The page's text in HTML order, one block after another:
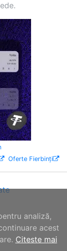
Oferte Fierbinți
analiză,
acest
Citeste mai